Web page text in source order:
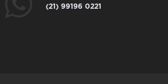
(21) 99196 0221